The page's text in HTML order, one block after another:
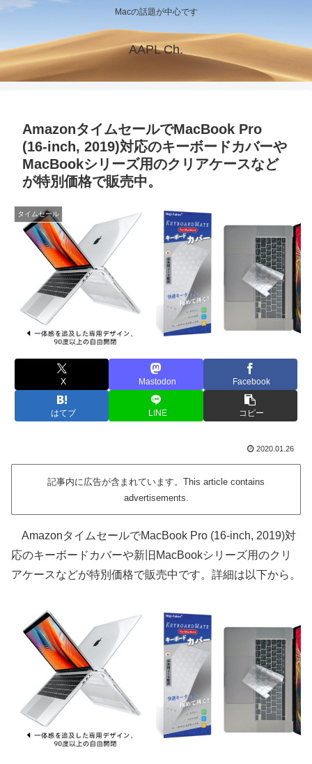
Macの話題が中心です
AAPL Ch.
AmazonタイムセールでMacBook Pro
(16-inch, 2019)対応のキーボードカバーや
MacBookシリーズ用のクリアケースなど
が特別価格で販売中。
タイムセール
X Mastodon Facebook
はてブ LINE コピー
2020.01.26
記事内に広告が含まれています。This article contains
advertisements.
AmazonタイムセールでMacBook Pro (16-inch, 2019)対
応のキーボードカバーや新旧MacBookシリーズ用のクリ
アケースなどが特別価格で販売中です。詳細は以下から。